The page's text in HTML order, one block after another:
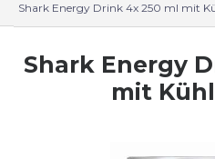
Shark Energy Drink 4x 250 ml mit
Shark Energy
mit